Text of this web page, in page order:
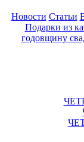
Новости Статьи
Подарки из
годовщину